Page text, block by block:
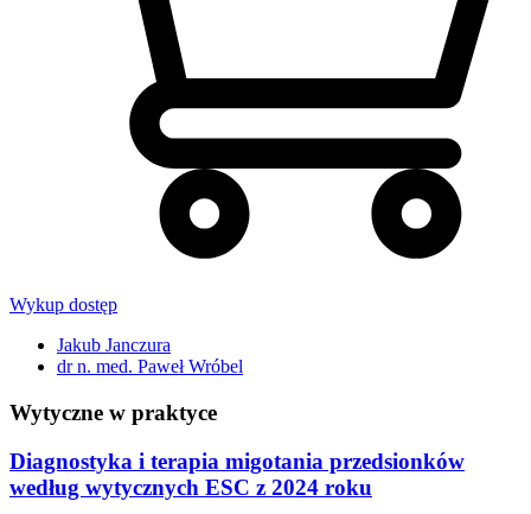
Wykup dostęp
Jakub Janczura
dr n. med. Paweł Wróbel
Wytyczne w praktyce
Diagnostyka i terapia migotania przedsionków
według wytycznych ESC z 2024 roku